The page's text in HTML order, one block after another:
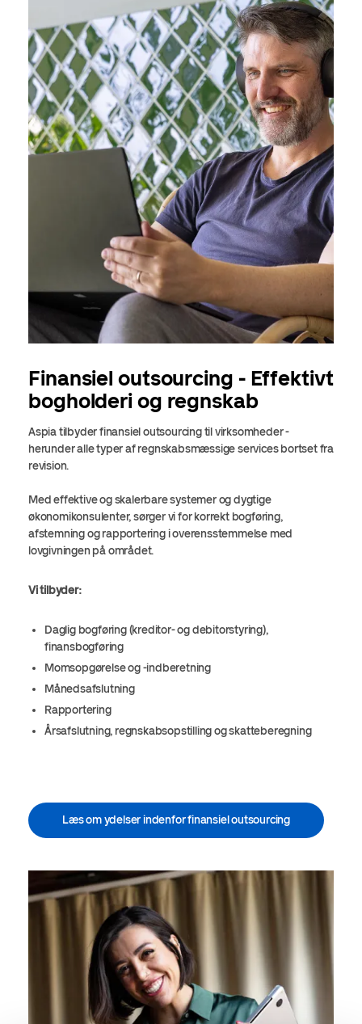
Finansiel outsourcing - Effektivt
bogholderi og regnskab
Aspia tilbyder finansiel outsourcing til virksomheder -
herunder alle typer af regnskabsmæssige services bortset fra
revision.
Med effektive og skalerbare systemer og dygtige
økonomikonsulenter, sørger vi for korrekt bogføring,
afstemning og rapportering i overensstemmelse med
lovgivningen på området.
Vi tilbyder:
Daglig bogføring (kreditor- og debitorstyring),
finansbogføring
Momsopgørelse og -indberetning
Månedsafslutning
Rapportering
Årsafslutning, regnskabsopstilling og skatteberegning
Læs om ydelser indenfor finansiel outsourcing